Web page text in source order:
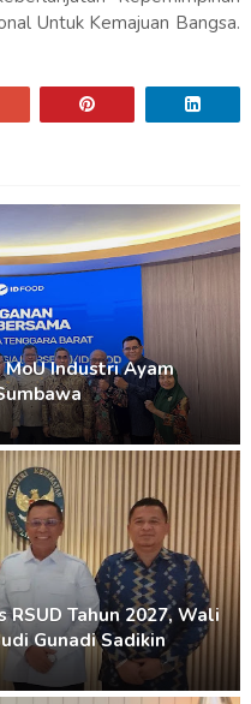
Untuk Kemajuan Bangsa.
MoU Industri Ayam
Tahun 2027, Wali
Gunadi Sadikin